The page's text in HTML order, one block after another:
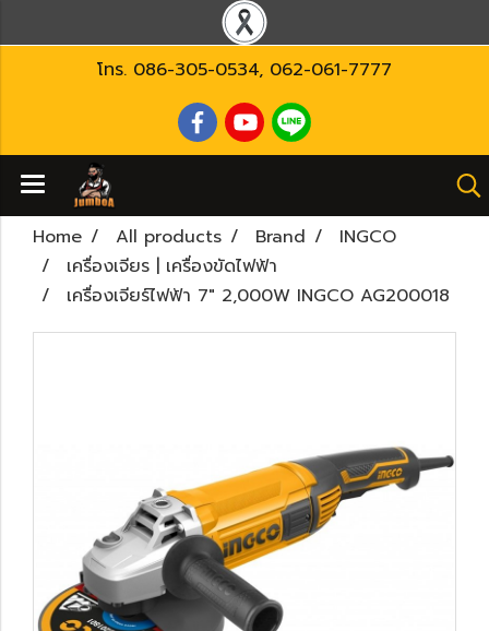
โทร. 086-305-0534, 062-061-7777
Home All products Brand
INGCO
เครื่องเจียร | เครื่องขัดไฟฟ้า
เครื่องเจียร์ไฟฟ้า 7" 2,000W INGCO AG200018